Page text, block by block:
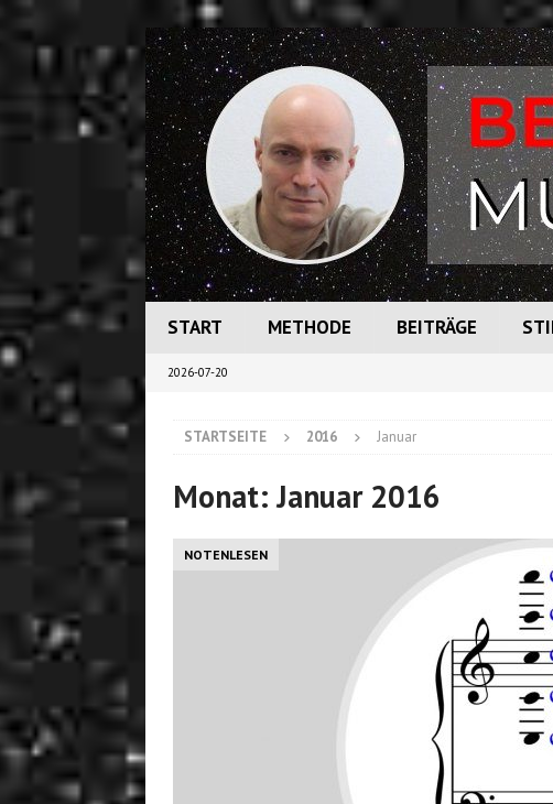
START METHODE BEITRÄGE
2026-07-20
STARTSEITE 2016 Januar
Monat:Januar 2016
NOTENLESEN